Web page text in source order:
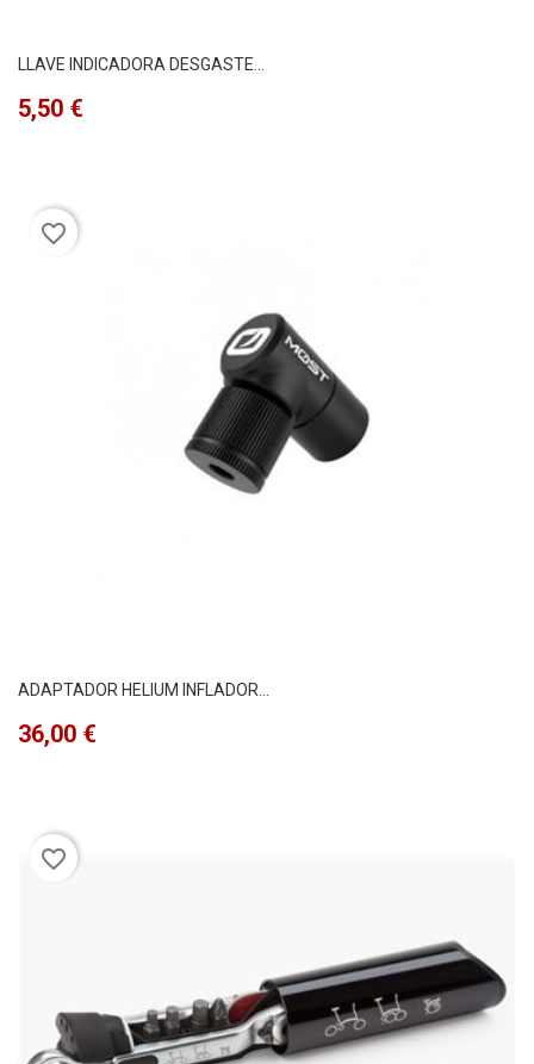
LLAVE INDICADORA DESGASTE...
Precio
5,50 €
favorite_border
ADAPTADOR HELIUM INFLADOR...
Precio
36,00 €
favorite_border